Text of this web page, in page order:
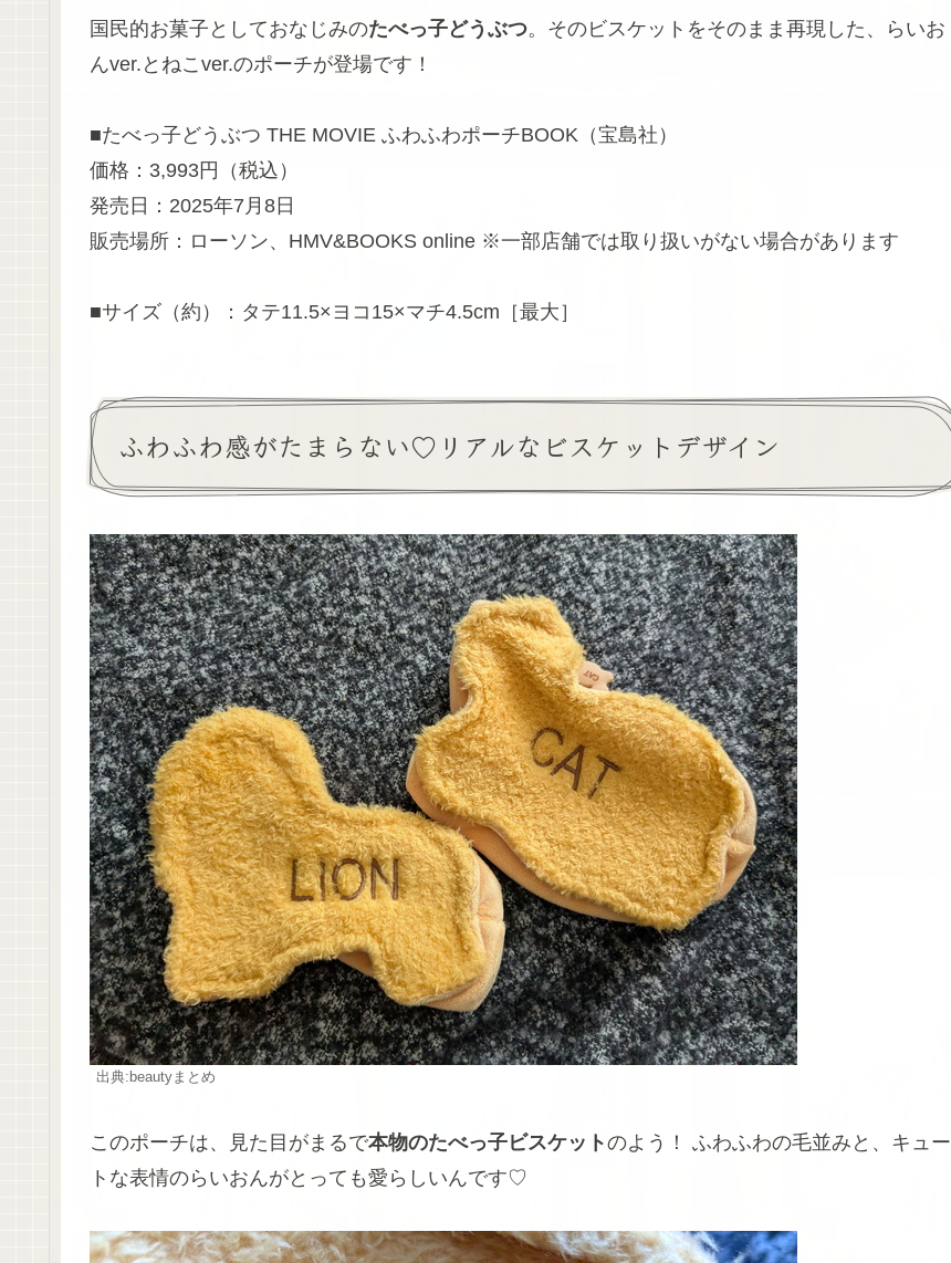
国民的お菓子としておなじみのたべっ子どうぶつ。そのビスケットをそのまま再現した、らいお
んver.とねこver.のポーチが登場です！
■たべっ子どうぶつ THE MOVIE ふわふわポーチBOOK（宝島社）
価格：3,993円（税込）
発売日：2025年7月8日
販売場所：ローソン、HMV&BOOKS online ※一部店舗では取り扱いがない場合があります
■サイズ（約）：タテ11.5×ヨコ15×マチ4.5cm［最大］
ふわふわ感がたまらない♡リアルなビスケットデザイン
出典:beautyまとめ
このポーチは、見た目がまるで本物のたべっ子ビスケットのよう！ ふわふわの毛並みと、キュー
トな表情のらいおんがとっても愛らしいんです♡